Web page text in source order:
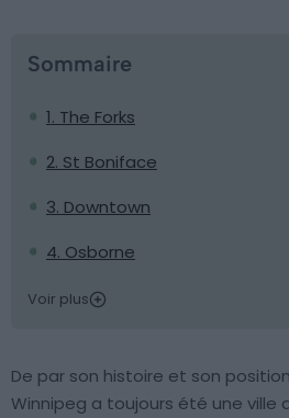
Sommaire
1. The Forks
2. St Boniface
3. Downtown
4. Osborne
Voir plus
De par son histoire et son
Winnipeg a toujours été une ville